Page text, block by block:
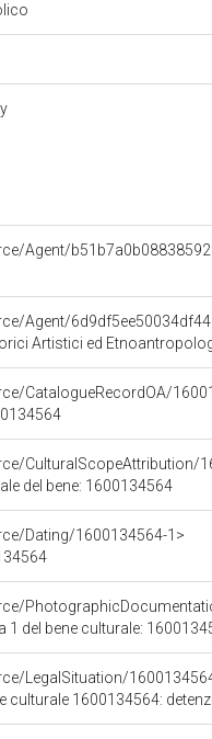
Agent/
Agent/
Artistici ed
CatalogueRecordOA/
CulturalScopeAttribution/
del bene: 1600134564
Dating/1600134564-1>
del bene culturale:
LegalSituation/
culturale 1600134564: